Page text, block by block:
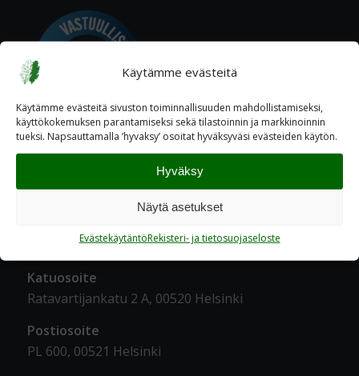
Käytämme evästeitä
Käytämme evästeitä sivuston toiminnallisuuden mahdollistamiseksi,
käyttökokemuksen parantamiseksi sekä tilastoinnin ja markkinoinnin
tueksi. Napsauttamalla ’hyvaksy’ osoitat hyväksyväsi evästeiden käytön.
Hyväksy
Näytä asetukset
EvästekäytäntöRekisteri- ja tietosuojaseloste
YHTEYSTIEDOT
Katuosoite
Ratavartijankatu 2 A, 00520 Helsinki
Postiosoite
PL 600, 00521 Helsinki